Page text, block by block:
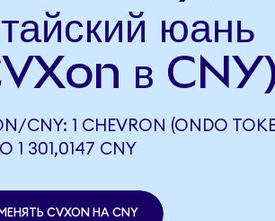
юань
в
CNY: 1 CHEVRON (ONDO
1 301,0147 CNY
CVXON НА CNY